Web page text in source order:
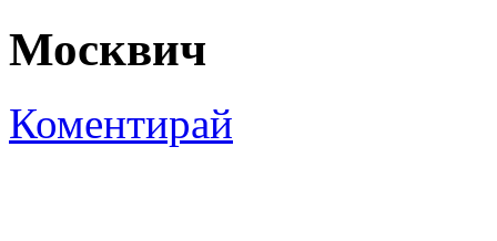
Москвич
Коментирай